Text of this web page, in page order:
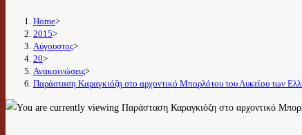
Home>
2015>
Αύγουστος>
20>
Ανακοινώσεις>
Παράσταση Καραγκιόζη στο αρχοντικό Μπορλότου του Λυκείου των